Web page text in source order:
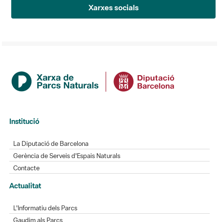
Xarxes socials
Institució
La Diputació de Barcelona
Gerència de Serveis d'Espais Naturals
Contacte
Actualitat
L'Informatiu dels Parcs
Gaudim als Parcs